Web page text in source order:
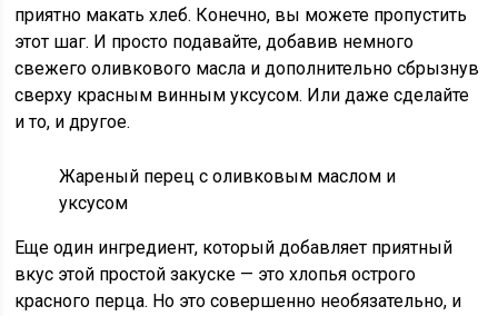
приятно макать хлеб. Конечно, вы можете пропустить
этот шаг. И просто подавайте, добавив немного
свежего оливкового масла и дополнительно сбрызнув
сверху красным винным уксусом. Или даже сделайте
и то, и другое.
Жареный перец с оливковым маслом и
уксусом
Еще один ингредиент, который добавляет приятный
вкус этой простой закуске — это хлопья острого
красного перца. Но это совершенно необязательно, и